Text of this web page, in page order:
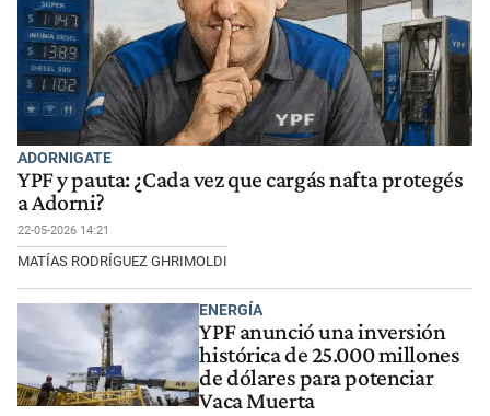
ADORNIGATE
YPF y pauta: ¿Cada vez que cargás nafta protegés
a Adorni?
22-05-2026 14:21
MATÍAS RODRÍGUEZ GHRIMOLDI
ENERGÍA
YPF anunció una inversión
histórica de 25.000 millones
de dólares para potenciar
Vaca Muerta